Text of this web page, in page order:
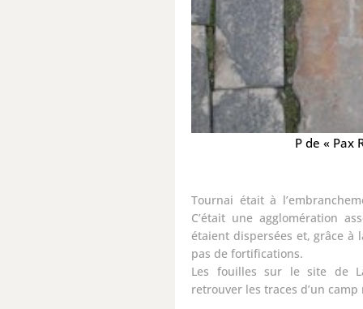
P de « Pax
Tournai était à
C’était une agglomération
étaient dispersées et, grâce à
pas de fortifications.
Les fouilles sur le site de
retrouver les traces d’un camp